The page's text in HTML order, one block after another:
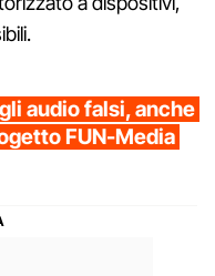
audio falsi, anche
FUN-Media